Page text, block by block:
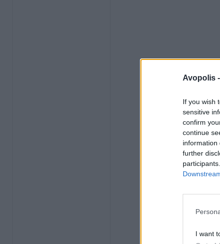
Avopolis -
If you wish
sensitive
confirm
continue
information
further
I want